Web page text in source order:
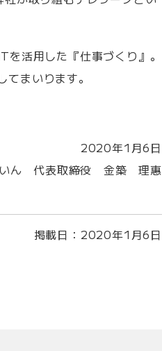
活用した『仕事づくり』。
まいります。
2020年1月6日
いん 代表取締役 金築 理惠
掲載日： 2020年1月6日